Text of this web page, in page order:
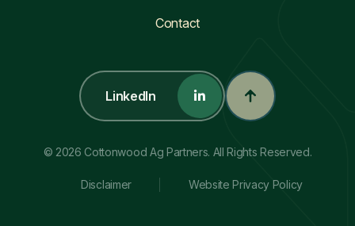
Contact
LinkedIn
© 2026 Cottonwood Ag Partners. All Rights Reserved.
Disclaimer Website Privacy Policy